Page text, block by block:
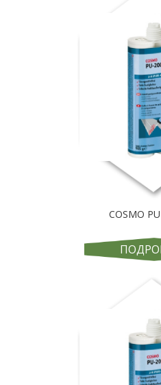
COSMO